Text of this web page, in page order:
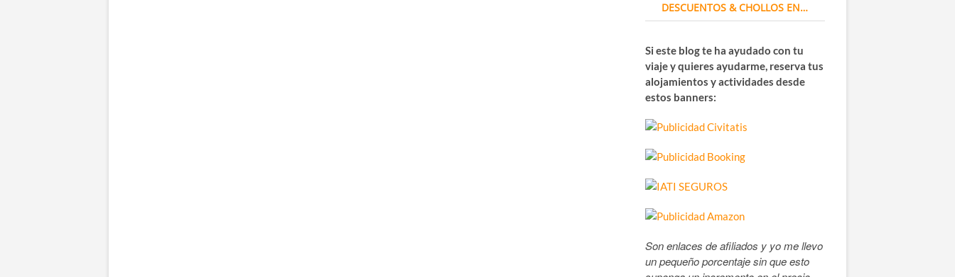
DESCUENTOS & CHOLLOS EN…
Si este blog te ha ayudado con tu
viaje y quieres ayudarme, reserva tus
alojamientos y actividades desde
estos banners:
Son enlaces de afiliados y yo me llevo
un pequeño porcentaje sin que esto